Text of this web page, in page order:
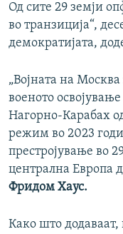
Од сите 29 земји
во транзиција“,
демократијата,
„Војната на
военото
Нагорно-Карабах
режим во 2023
престројување во
централна Европа
Фридом Хаус.
Како што додаваат,